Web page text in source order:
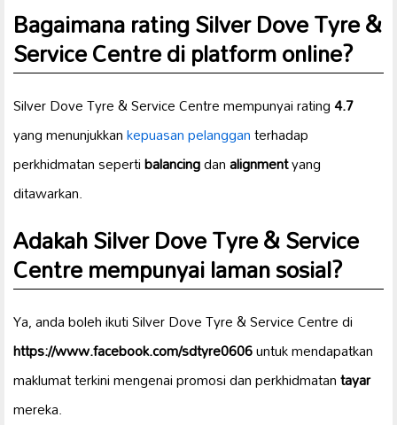
Bagaimana rating Silver Dove Tyre &
Service Centre di platform online?
Silver Dove Tyre & Service Centre mempunyai rating4.7
yang menunjukkankepuasan pelangganterhadap
perkhidmatan sepertibalancingdanalignmentyang
ditawarkan.
Adakah Silver Dove Tyre & Service
Centre mempunyai laman sosial?
Ya, anda boleh ikuti Silver Dove Tyre & Service Centre di
https://www.facebook.com/sdtyre0606untuk mendapatkan
maklumat terkini mengenai promosi dan perkhidmatantayar
mereka.